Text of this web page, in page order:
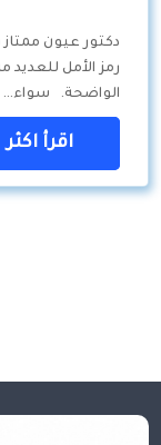
دكتور عيون
رمز الأمل
الواضحة. سواء…
اقرأ اكثر